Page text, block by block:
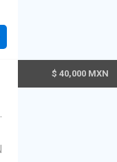
$ 40,000 MXN